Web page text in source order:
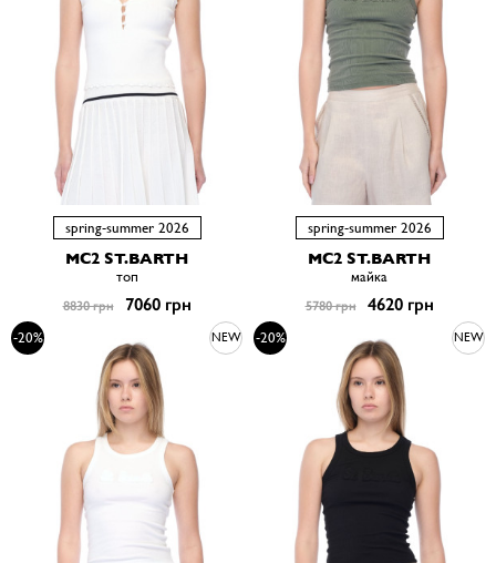
spring-summer 2026
MC2 ST.BARTH
топ
8830 грн 7060 грн
spring-summer 2026
MC2 ST.BARTH
майка
5780 грн 4620 грн
-20% NEW -20% NEW